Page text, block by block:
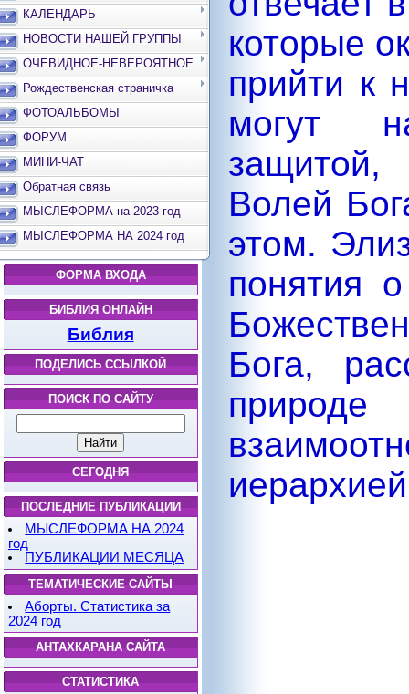
КАЛЕНДАРЬ
НОВОСТИ НАШЕЙ ГРУППЫ
ОЧЕВИДНОЕ-НЕВЕРОЯТНОЕ
Рождественская страничка
ФОТОАЛЬБОМЫ
ФОРУМ
МИНИ-ЧАТ
Обратная связь
МЫСЛЕФОРМА на 2023 год
МЫСЛЕФОРМА НА 2024 год
ФОРМА ВХОДА
БИБЛИЯ ОНЛАЙН
Библия
ПОДЕЛИСЬ ССЫЛКОЙ
ПОИСК ПО САЙТУ
СЕГОДНЯ
ПОСЛЕДНИЕ ПУБЛИКАЦИИ
МЫСЛЕФОРМА НА 2024
год
ПУБЛИКАЦИИ МЕСЯЦА
ТЕМАТИЧЕСКИЕ САЙТЫ
Аборты. Статистика за
2024 год
АНТАХКАРАНА САЙТА
СТАТИСТИКА
которые
прийти к
могут
Волей
этом.
понятия
Бога,